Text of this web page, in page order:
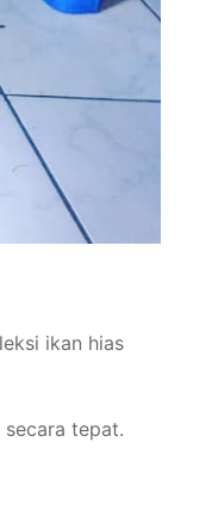
ikan hias
tepat.